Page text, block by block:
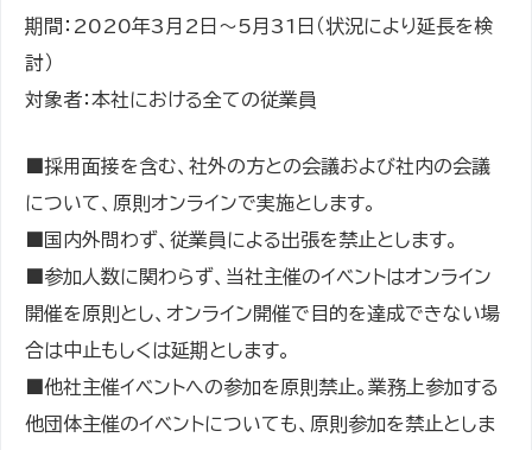
期間：2020年3月2日～5月31日（状況により延長を検
討）
対象者：本社における全ての従業員
■採用面接を含む、社外の方との会議および社内の会議
について、原則オンラインで実施とします。
■国内外問わず、従業員による出張を禁止とします。
■参加人数に関わらず、当社主催のイベントはオンライン
開催を原則とし、オンライン開催で目的を達成できない場
合は中止もしくは延期とします。
■他社主催イベントへの参加を原則禁止。業務上参加する
他団体主催のイベントについても、原則参加を禁止としま